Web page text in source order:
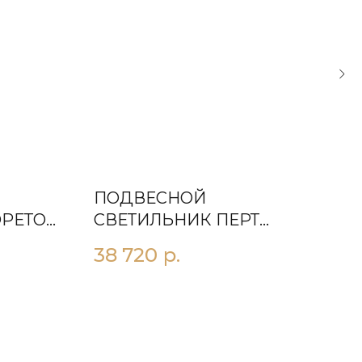
ПОДВЕСНОЙ
СВЕТИЛЬНИК ПЕРТ
38 720 р.